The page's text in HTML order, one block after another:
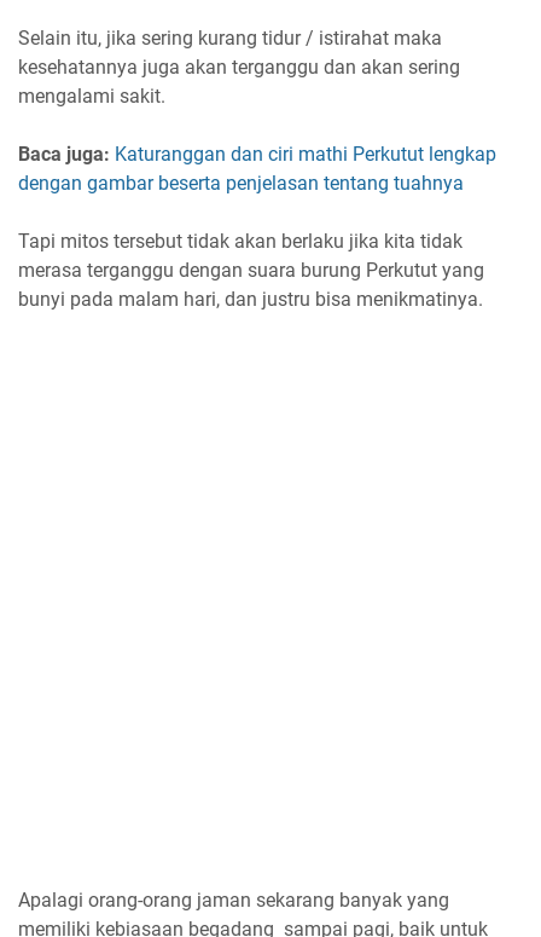
Selain itu, jika sering kurang tidur / istirahat maka
kesehatannya juga akan terganggu dan akan sering
mengalami sakit.
Baca juga: Katuranggan dan ciri mathi Perkutut lengkap
dengan gambar beserta penjelasan tentang tuahnya
Tapi mitos tersebut tidak akan berlaku jika kita tidak
merasa terganggu dengan suara burung Perkutut yang
bunyi pada malam hari, dan justru bisa menikmatinya.
Apalagi orang-orang jaman sekarang banyak yang
memiliki kebiasaan begadang sampai pagi, baik untuk